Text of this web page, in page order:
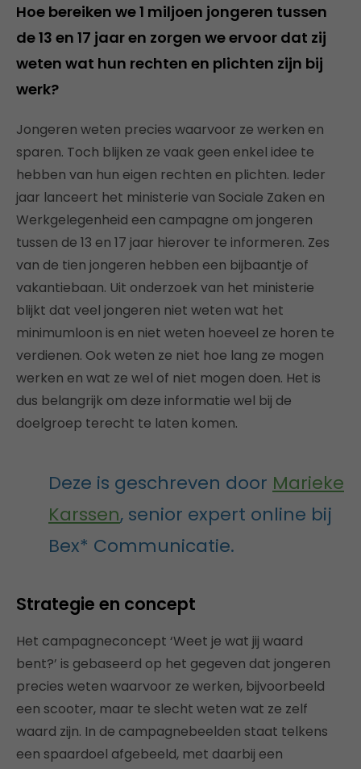
Hoe bereiken we 1 miljoen jongeren tussen
de 13 en 17 jaar en zorgen we ervoor dat zij
weten wat hun rechten en plichten zijn bij
werk?
Jongeren weten precies waarvoor ze werken en
sparen. Toch blijken ze vaak geen enkel idee te
hebben van hun eigen rechten en plichten. Ieder
jaar lanceert het ministerie van Sociale Zaken en
Werkgelegenheid een campagne om jongeren
tussen de 13 en 17 jaar hierover te informeren. Zes
van de tien jongeren hebben een bijbaantje of
vakantiebaan. Uit onderzoek van het ministerie
blijkt dat veel jongeren niet weten wat het
minimumloon is en niet weten hoeveel ze horen te
verdienen. Ook weten ze niet hoe lang ze mogen
werken en wat ze wel of niet mogen doen. Het is
dus belangrijk om deze informatie wel bij de
doelgroep terecht te laten komen.
Deze is geschreven door Marieke
Karssen, senior expert online bij
Bex* Communicatie.
Strategie en concept
Het campagneconcept ‘Weet je wat jij waard
bent?’ is gebaseerd op het gegeven dat jongeren
precies weten waarvoor ze werken, bijvoorbeeld
een scooter, maar te slecht weten wat ze zelf
waard zijn. In de campagnebeelden staat telkens
een spaardoel afgebeeld, met daarbij een